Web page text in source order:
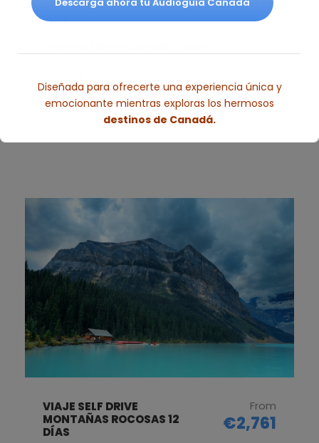
12 noches
VAN (2) – VIC (2) – SOO (1) – PRT (2) – UCL
(3) PARK (2)
VIAJE SELF DRIVE
MONTAÑAS ROCOSAS 12
DÍAS
From
€2,761
Descarga ahora tu Audioguía Canadá
Diseñada para ofrecerte una experiencia única y
emocionante mientras exploras los hermosos
destinos de Canadá.